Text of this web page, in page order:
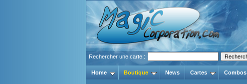
Rechercher une carte :
Home Boutique News Cartes Combos